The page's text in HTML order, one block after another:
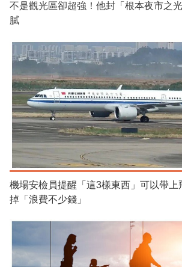
不是觀光區卻超強！他封「根本夜市之
膩
機場安檢員提醒「這3樣東西」可以帶
掉「浪費不少錢」